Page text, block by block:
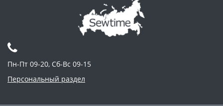
Пн-Пт 09-20, Сб-Вс 09-15
Персональный раздел